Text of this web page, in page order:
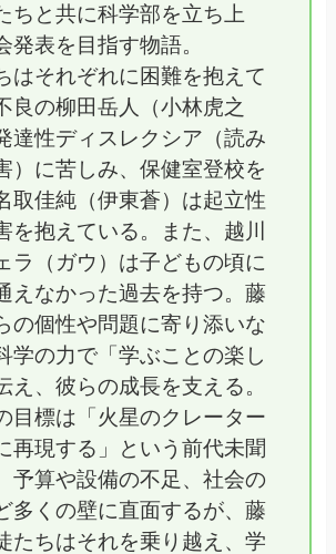
ちと共に科学部を立ち上
発表を目指す物語。
はそれぞれに困難を抱えて
良の柳田岳人（小林虎之
達性ディスレクシア（読み
）に苦しみ、保健室登校を
取佳純（伊東蒼）は起立性
を抱えている。また、越川
ラ（ガウ）は子どもの頃に
えなかった過去を持つ。藤
の個性や問題に寄り添いな
学の力で「学ぶことの楽し
え、彼らの成長を支える。
目標は「火星のクレーター
再現する」という前代未聞
予算や設備の不足、社会の
多くの壁に直面するが、藤
たちはそれを乗り越え、学